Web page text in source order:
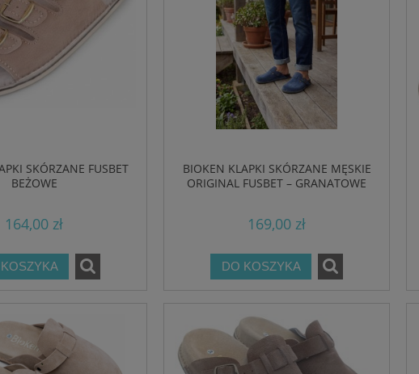
SKÓRZANE FUSBET
BEŻOWE
164,00 zł
BIOKEN KLAPKI SKÓRZANE MĘSKIE
ORIGINAL FUSBET – GRANATOWE
169,00 zł
DO KOSZYKA